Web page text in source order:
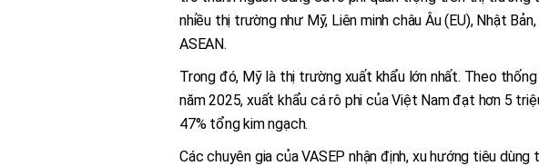
nhiều thị trường như Mỹ, Liên minh châu Âu (EU), Nhật
ASEAN.
Trong đó, Mỹ là thị trường xuất khẩu lớn nhất. Theo
năm 2025, xuất khẩu cá rô phi của Việt Nam đạt hơn 5
47% tổng kim ngạch.
Các chuyên gia của VASEP nhận định, xu hướng tiêu